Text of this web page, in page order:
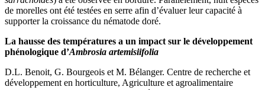
de morelles ont été testées en serre afin d’évaluer leur capacité à
supporter la croissance du nématode doré.
La hausse des températures a un impact sur le développement
phénologique d’Ambrosia artemisiifolia
D.L. Benoit, G. Bourgeois et M. Bélanger. Centre de recherche et
développement en horticulture, Agriculture et agroalimentaire